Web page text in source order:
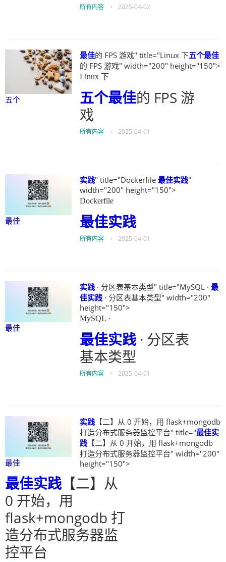
所有内容 • 2025-04-02
五个
最佳的 FPS 游戏" title="Linux 下五个最佳
的 FPS 游戏" width="200" height="150">
Linux 下
五个最佳的 FPS 游
戏
所有内容 • 2025-04-01
最佳
实践" title="Dockerfile 最佳实践"
width="200" height="150">
Dockerfile
最佳实践
所有内容 • 2025-04-01
最佳
实践 · 分区表基本类型" title="MySQL · 最
佳实践 · 分区表基本类型" width="200"
height="150">
MySQL ·
最佳实践· 分区表
基本类型
所有内容 • 2025-04-01
最佳
实践 【二】从 0 开始，用 flask+mongodb
打造分布式服务器监控平台" title="最佳实
践 【二】从 0 开始，用 flask+mongodb
打造分布式服务器监控平台" width="200"
height="150">
最佳实践【二】从
0 开始，用
flask+mongodb 打
造分布式服务器监
控平台